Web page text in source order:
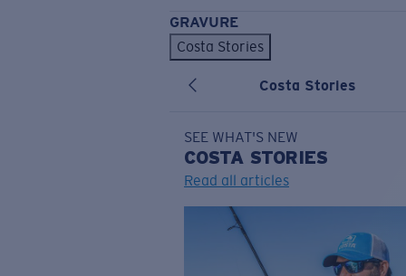
GRAVURE
Costa Stories
Costa Stories
SEE WHAT'S NEW
COSTA STORIES
Read all articles